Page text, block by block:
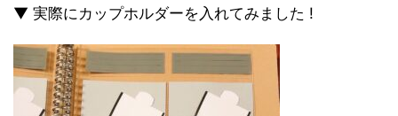
▼ 実際にカップホルダーを入れてみました !